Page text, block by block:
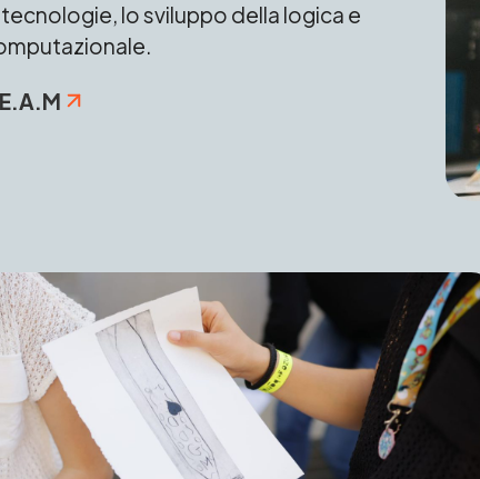
tecnologie, lo sviluppo della logica e